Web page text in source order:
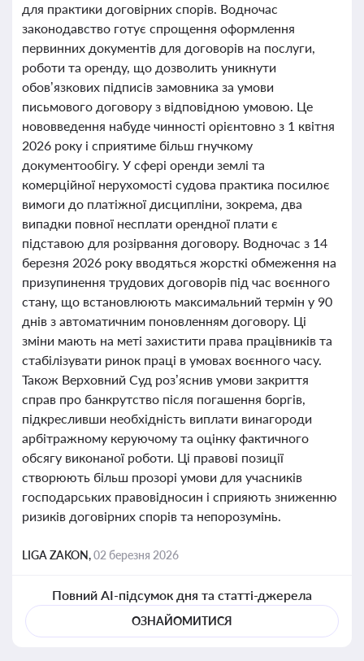
для практики договірних спорів. Водночас
законодавство готує спрощення оформлення
первинних документів для договорів на послуги,
роботи та оренду, що дозволить уникнути
обов’язкових підписів замовника за умови
письмового договору з відповідною умовою. Це
нововведення набуде чинності орієнтовно з 1 квітня
2026 року і сприятиме більш гнучкому
документообігу. У сфері оренди землі та
комерційної нерухомості судова практика посилює
вимоги до платіжної дисципліни, зокрема, два
випадки повної несплати орендної плати є
підставою для розірвання договору. Водночас з 14
березня 2026 року вводяться жорсткі обмеження на
призупинення трудових договорів під час воєнного
стану, що встановлюють максимальний термін у 90
днів з автоматичним поновленням договору. Ці
зміни мають на меті захистити права працівників та
стабілізувати ринок праці в умовах воєнного часу.
Також Верховний Суд роз’яснив умови закриття
справ про банкрутство після погашення боргів,
підкресливши необхідність виплати винагороди
арбітражному керуючому та оцінку фактичного
обсягу виконаної роботи. Ці правові позиції
створюють більш прозорі умови для учасників
господарських правовідносин і сприяють зниженню
ризиків договірних спорів та непорозумінь.
LIGA ZAKON,02 березня 2026
Повний AI-підсумок дня та статті-джерела
ОЗНАЙОМИТИСЯ